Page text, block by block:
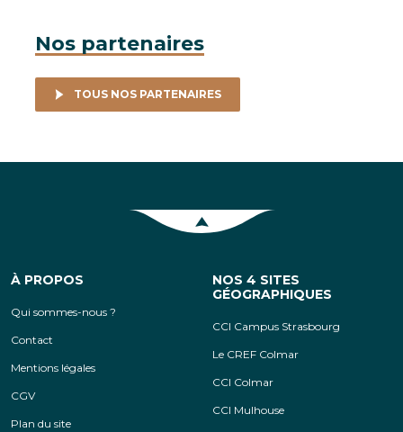
Nos partenaires
TOUS NOS PARTENAIRES
Retour en haut de la page
À PROPOS
Qui sommes-nous ?
Contact
Mentions légales
CGV
Plan du site
NOS 4 SITES
GÉOGRAPHIQUES
CCI Campus Strasbourg
Le CREF Colmar
CCI Colmar
CCI Mulhouse